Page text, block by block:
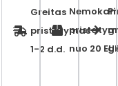
Greitas
pristatymas
1-2 d.d. nuo 20